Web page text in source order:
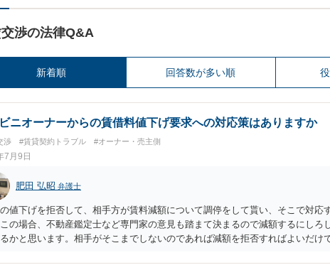
渉の法律Q&A
新着順 回答数が多い順
ニオーナーからの賃借料値下げ要求への対応策はありますか
渉 #賃貸契約トラブル #オーナー・売主側
7月9日
肥田 弘昭 弁護士
値下げを拒否して、相手方が賃料減額について調停をして貰い、そこで対応
の場合、不動産鑑定士など専門家の意見も踏まて決まるので減額するにしろ
かと思います。相手がそこまでしないのであれば減額を拒否すればよいだけ